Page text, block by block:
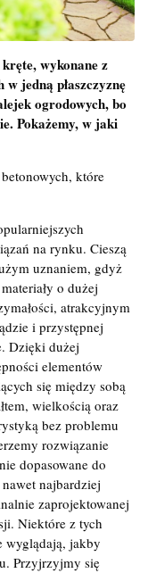
wykonane z
w jedną płaszczyznę
ogrodowych, bo
Pokażemy, w jaki
które
na rynku. Cieszą
uznaniem, gdyż
o dużej
atrakcyjnym
i przystępnej
Dzięki dużej
elementów
się między sobą
wielkością oraz
bez problemu
rozwiązanie
dopasowane do
najbardziej
zaprojektowanej
Niektóre z tych
wyglądają, jakby
Przyjrzyjmy się